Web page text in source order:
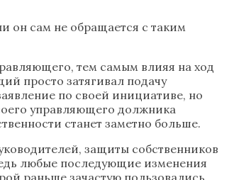
он сам не обращается с таким
тем самым влияя на ход
просто затягивал подачу
по своей инициативе, но
управляющего должника
станет заметно больше.
защиты собственников
любые последующие изменения
раньше зачастую пользовались